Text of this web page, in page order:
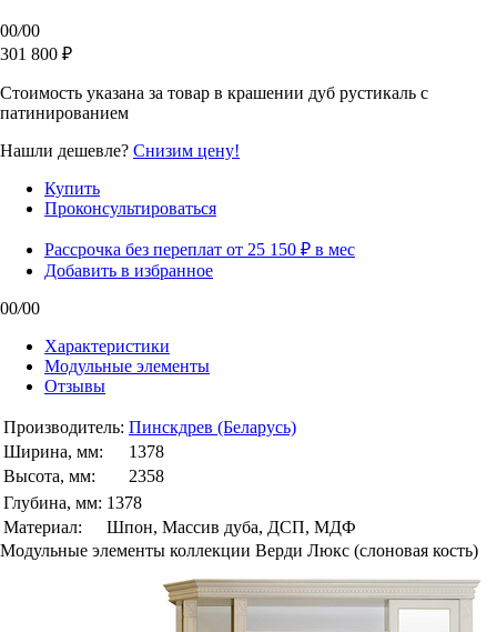
00/00
301 800 ₽
Стоимость указана за товар в крашении дуб рустикаль с
патинированием
Нашли дешевле? Снизим цену!
Купить
Проконсультироваться
Рассрочка без переплат от 25 150 ₽ в мес
Добавить в избранное
00/00
Характеристики
Модульные элементы
Отзывы
Производитель: Пинскдрев (Беларусь)
Ширина, мм:
1378
Высота, мм:
2358
Глубина, мм: 1378
Материал:
Шпон, Массив дуба, ДСП, МДФ
Модульные элементы коллекции Верди Люкс (слоновая кость)